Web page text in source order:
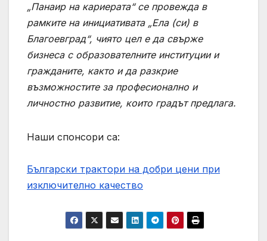
„Панаир на кариерата“ се провежда в
рамките на инициативата „Ела (си) в
Благоевград“, чиято цел е да свърже
бизнеса с образователните институции и
гражданите, както и да разкрие
възможностите за професионално и
личностно развитие, които градът предлага.
Наши спонсори са:
Български трактори на добри цени при
изключително качество